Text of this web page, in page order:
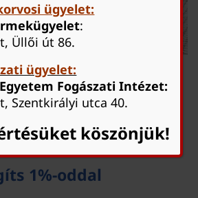
1%-oddal
ügyelet:
:
Üllői út 86.
ügyelet:
Fogászati Intézet:
Szentkirályi utca 40.
köszönjük!